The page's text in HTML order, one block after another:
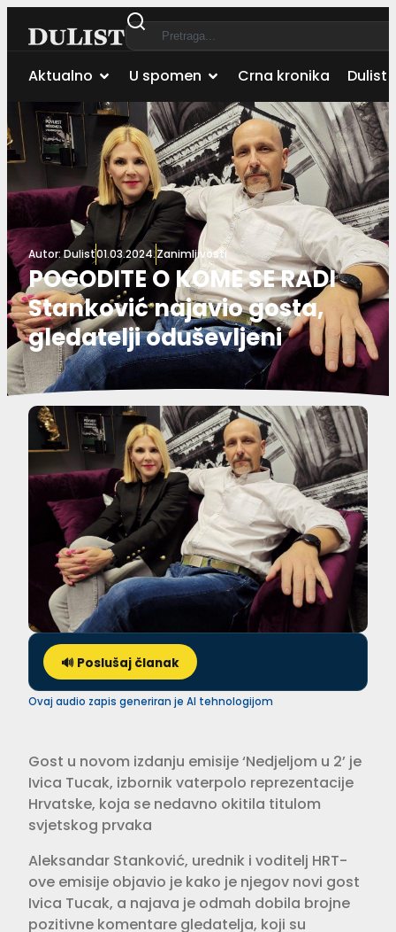
Aktualno U spomen Crna kronika Dulist
Autor:Dulist01.03.2024.Zanimljivosti
POGODITE O KOME SE RADI
Stanković najavio gosta,
gledatelji oduševljeni
🔊 Poslušaj članak
Ovaj audio zapis generiran je AI tehnologijom
Gost u novom izdanju emisije ‘Nedjeljom u 2’ je
Ivica Tucak, izbornik vaterpolo reprezentacije
Hrvatske, koja se nedavno okitila titulom
svjetskog prvaka
Aleksandar Stanković, urednik i voditelj HRT-
ove emisije objavio je kako je njegov novi gost
Ivica Tucak, a najava je odmah dobila brojne
pozitivne komentare gledatelja, koji su